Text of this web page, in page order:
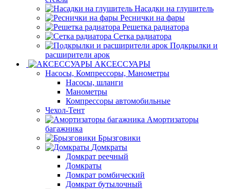
Насадки на глушитель
Реснички на фары
Решетка радиатора
Сетка радиатора
Подкрылки и
расширители арок
АКСЕССУАРЫ
Насосы, Компрессоры, Манометры
Насосы, шланги
Манометры
Компрессоры автомобильные
Чехол-Тент
Амортизаторы
багажника
Брызговики
Домкраты
Домкрат реечный
Домкраты
Домкрат ромбический
Домкрат бутылочный